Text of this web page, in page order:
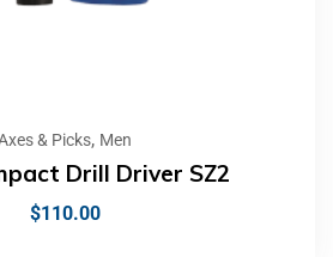
& Picks, Men
Drill Driver SZ2
$110.00